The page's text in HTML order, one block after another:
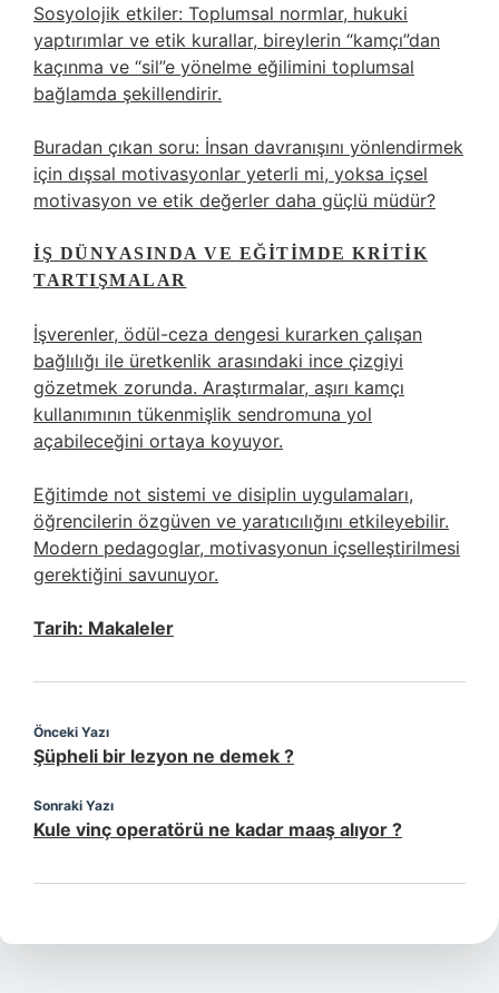
Sosyolojik etkiler: Toplumsal normlar, hukuki
yaptırımlar ve etik kurallar, bireylerin “kamçı”dan
kaçınma ve “sil”e yönelme eğilimini toplumsal
bağlamda şekillendirir.
Buradan çıkan soru: İnsan davranışını yönlendirmek
için dışsal motivasyonlar yeterli mi, yoksa içsel
motivasyon ve etik değerler daha güçlü müdür?
İŞ DÜNYASINDA VE EĞITIMDE KRITIK
TARTIŞMALAR
İşverenler, ödül-ceza dengesi kurarken çalışan
bağlılığı ile üretkenlik arasındaki ince çizgiyi
gözetmek zorunda. Araştırmalar, aşırı kamçı
kullanımının tükenmişlik sendromuna yol
açabileceğini ortaya koyuyor.
Eğitimde not sistemi ve disiplin uygulamaları,
öğrencilerin özgüven ve yaratıcılığını etkileyebilir.
Modern pedagoglar, motivasyonun içselleştirilmesi
gerektiğini savunuyor.
Tarih: Makaleler
Önceki Yazı
Şüpheli bir lezyon ne demek ?
Sonraki Yazı
Kule vinç operatörü ne kadar maaş alıyor ?